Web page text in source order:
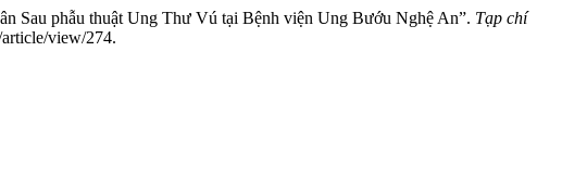
Sau phẫu thuật Ung Thư Vú tại Bệnh viện Ung Bướu Nghệ An”. Tạp chí
view/274.